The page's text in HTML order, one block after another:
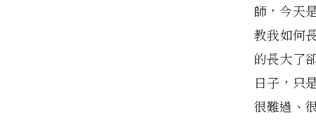
師，今天
教我如何
的長大了
日子，只
很難過、